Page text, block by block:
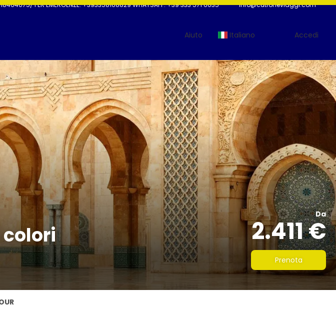
PER EMERGENZE: +393358168829 WHATSAPP: +39 333 571 6035 info@cutroneviaggi.com
Aiuto Italiano Accedi
colori
Da
2.411 €
Prenota